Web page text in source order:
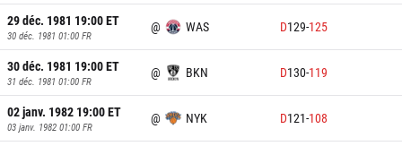
29 déc. 1981 19:00ET
30 déc. 1981 01:00 FR
@ WAS D129-125
30 déc. 1981 19:00ET
31 déc. 1981 01:00 FR
@ BKN D130-119
02 janv. 1982 19:00ET
03 janv. 1982 01:00 FR
@ NYK D121-108